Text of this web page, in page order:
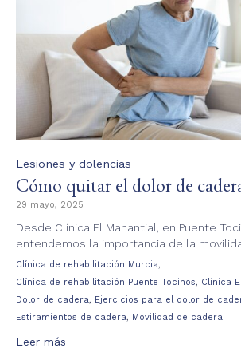
Category
Lesiones y dolencias
Cómo quitar el dolor de
29 mayo, 2025
Desde Clínica El Manantial, en Puente
entendemos la importancia de la
Tags
Clínica de rehabilitación Murcia,
Clínica de rehabilitación Puente Tocinos, Clínica
Dolor de cadera, Ejercicios para el dolor de
Estiramientos de cadera, Movilidad de cadera
Leer más